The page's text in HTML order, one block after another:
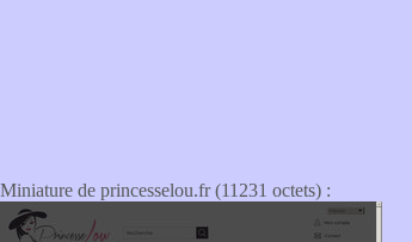
Miniature de princesselou.fr (11231 octets) :